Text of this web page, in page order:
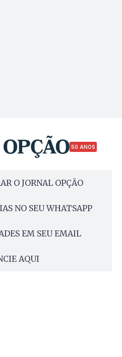
50 ANOS
O JORNAL OPÇÃO
NO SEU WHATSAPP
EM SEU EMAIL
AQUI